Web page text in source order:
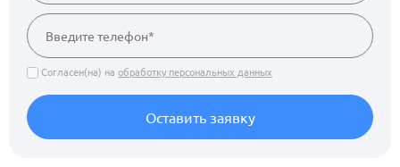
Согласен(на) на обработку персональных данных
Оставить заявку